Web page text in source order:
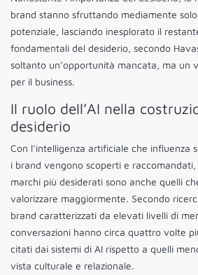
brand stanno sfruttando mediamente
potenziale, lasciando inesplorato il
fondamentali del desiderio, secondo
soltanto un’opportunità mancata, ma un
per il business.
Il ruolo dell’AI nella
desiderio
Con l’intelligenza artificiale che influenza
i brand vengono scoperti e
marchi più desiderati sono anche quelli
valorizzare maggiormente. Secondo
brand caratterizzati da elevati livelli di
conversazioni hanno circa quattro volte
citati dai sistemi di AI rispetto a quelli
vista culturale e relazionale.